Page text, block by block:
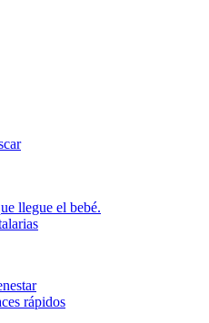
llegue el bebé.
rápidos